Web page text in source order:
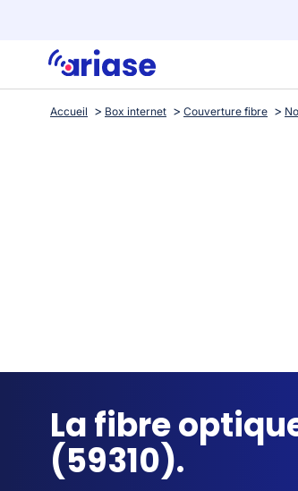
Accueil Box internet Couverture fibre
La fibre
(59310).